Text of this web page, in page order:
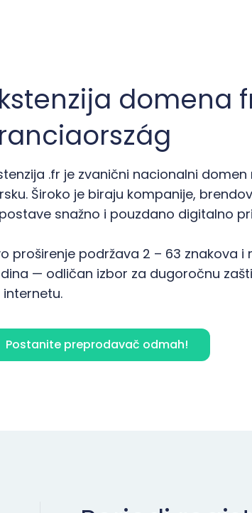
domena
.fr je zvanični nacionalni
Široko je biraju kompanije,
snažno i pouzdano digitalno
proširenje podržava 2 – 63 znakova i
— odličan izbor za dugoročnu
internetu.
Postanite preprodavač odmah!